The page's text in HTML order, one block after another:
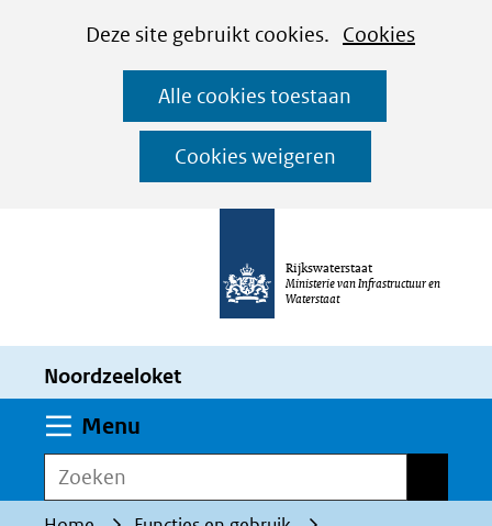
CookiesDeze site gebruikt cookies. Cookies
worden
toegestaan
geweigerd.
Alle cookies toestaan
Cookies weigeren
Ga
naar
de
inhoud
Rijkswaterstaat
Ministerie van Infrastructuur en
Waterstaat
Noordzeeloket
Menu
Zoeken